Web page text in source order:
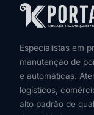
Especialistas em
manutenção de
e automáticas.
logísticos,
alto padrão de